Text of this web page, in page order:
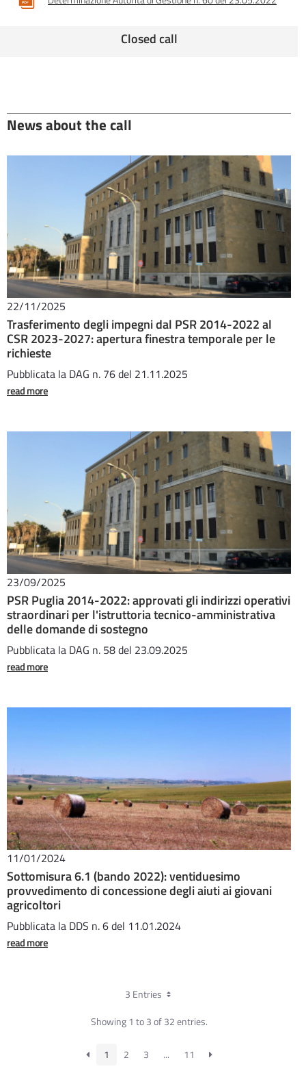
Closed call
News about the call
22/11/2025
Trasferimento degli impegni dal PSR 2014-2022 al
CSR 2023-2027: apertura finestra temporale per le
richieste
Pubblicata la DAG n. 76 del 21.11.2025
read more
23/09/2025
PSR Puglia 2014-2022: approvati gli indirizzi operativi
straordinari per l'istruttoria tecnico-amministrativa
delle domande di sostegno
Pubblicata la DAG n. 58 del 23.09.2025
read more
11/01/2024
Sottomisura 6.1 (bando 2022): ventiduesimo
provvedimento di concessione degli aiuti ai giovani
agricoltori
Pubblicata la DDS n. 6 del 11.01.2024
read more
3 Entries
Showing 1 to 3 of 32 entries.
1 2 3 ... 11